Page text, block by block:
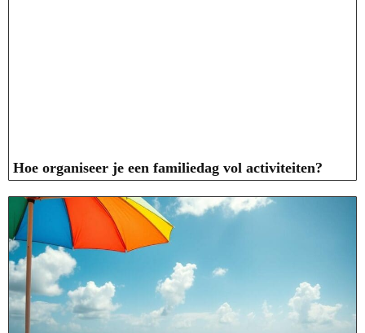
Hoe organiseer je een familiedag vol activiteiten?